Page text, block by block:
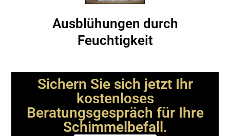
Ausblühungen durch
Feuchtigkeit
Sichern Sie sich jetzt Ihr
kostenloses
Beratungsgespräch für Ihre
Schimmelbefall.